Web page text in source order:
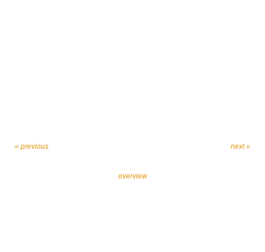
« previous
overview
next »